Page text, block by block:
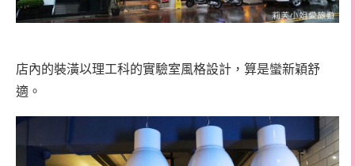
店內的裝潢以理工科的實驗室風格設計，算是蠻新穎舒
適。